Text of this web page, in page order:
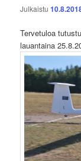
Julkaistu
Tervetuloa
lauantaina